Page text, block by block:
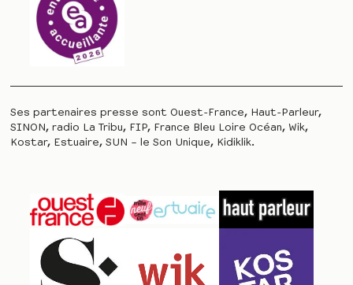
Ses partenaires presse sont Ouest-France, Haut-Parleur,
SINON, radio La Tribu, FIP, France Bleu Loire Océan, Wik,
Kostar, Estuaire, SUN – le Son Unique, Kidiklik.